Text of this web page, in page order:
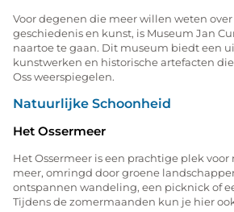
Voor degenen die meer willen weten
geschiedenis en kunst, is Museum Jan
naartoe te gaan. Dit museum biedt een
kunstwerken en historische artefacten
Oss weerspiegelen.
Natuurlijke Schoonheid
Het Ossermeer
Het Ossermeer is een prachtige plek
meer, omringd door groene
ontspannen wandeling, een picknick of
Tijdens de zomermaanden kun je hier